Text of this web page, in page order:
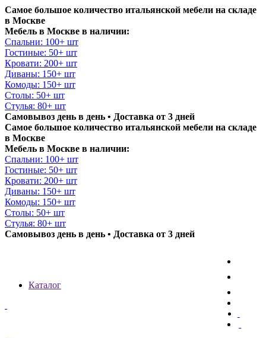
Самое большое количество итальянской мебели на складе
в Москве
Мебель в Москве в наличии:
Спальни: 100+ шт
Гостиные: 50+ шт
Кровати: 200+ шт
Диваны: 150+ шт
Комоды: 150+ шт
Столы: 50+ шт
Стулья: 80+ шт
Самовывоз день в день • Доставка от 3 дней
Самое большое количество итальянской мебели на складе
в Москве
Мебель в Москве в наличии:
Спальни: 100+ шт
Гостиные: 50+ шт
Кровати: 200+ шт
Диваны: 150+ шт
Комоды: 150+ шт
Столы: 50+ шт
Стулья: 80+ шт
Самовывоз день в день • Доставка от 3 дней
Каталог